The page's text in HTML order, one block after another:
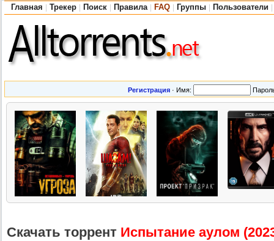
Главная Трекер Поиск Правила FAQ Группы Пользователи
Регистрация · Имя:
Скачать торрент Испытание аулом